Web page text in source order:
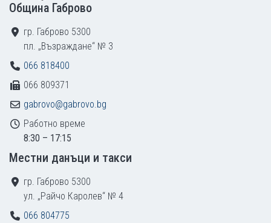
Община Габрово
гр. Габрово 5300
пл. „Възраждане“ № 3
066 818400
066 809371
gabrovo@gabrovo.bg
Работно време
8:30 – 17:15
Местни данъци и такси
гр. Габрово 5300
ул. „Райчо Каролев“ № 4
066 804775